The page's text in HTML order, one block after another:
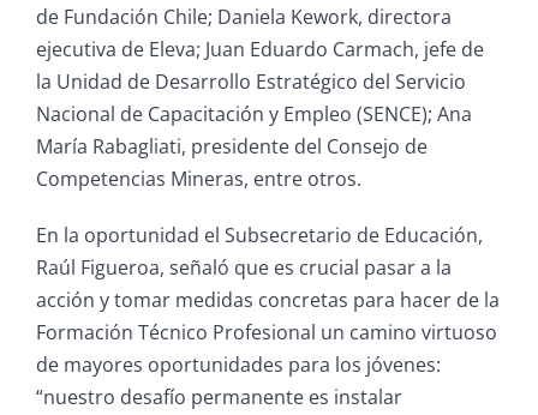
de Fundación Chile; Daniela Kework, directora
ejecutiva de Eleva; Juan Eduardo Carmach, jefe de
la Unidad de Desarrollo Estratégico del Servicio
Nacional de Capacitación y Empleo (SENCE); Ana
María Rabagliati, presidente del Consejo de
Competencias Mineras, entre otros.
En la oportunidad el Subsecretario de Educación,
Raúl Figueroa, señaló que es crucial pasar a la
acción y tomar medidas concretas para hacer de la
Formación Técnico Profesional un camino virtuoso
de mayores oportunidades para los jóvenes:
“nuestro desafío permanente es instalar